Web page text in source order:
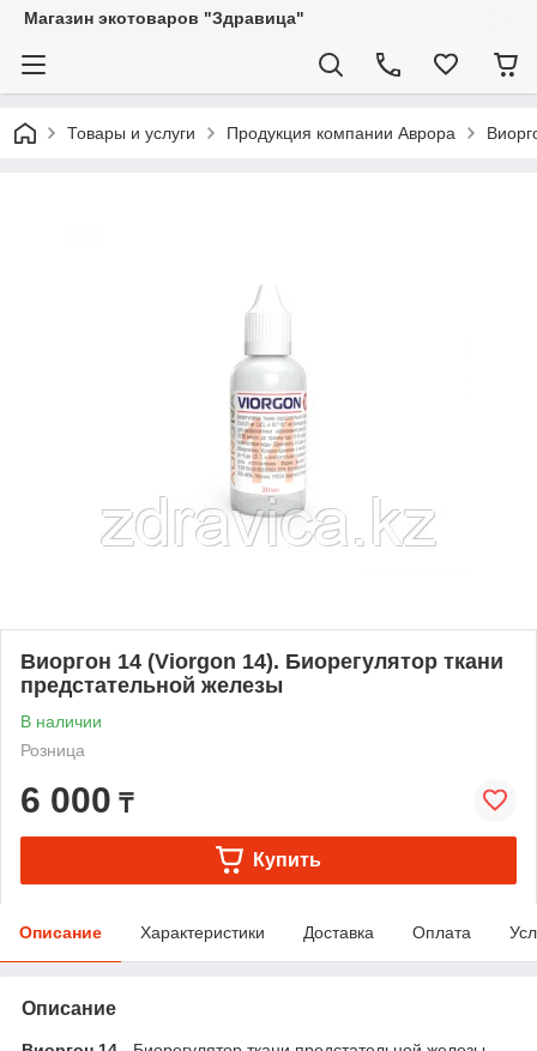
Магазин экотоваров "Здравица"
Товары и услуги Продукция компании Аврора
Виоргон 14 (Viorgon 14). Биорегулятор ткани
предстательной железы
В наличии
Розница
6 000 ₸
Купить
Описание Характеристики Доставка Оплата
Описание